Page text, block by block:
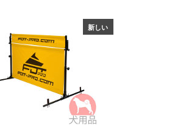
新しい